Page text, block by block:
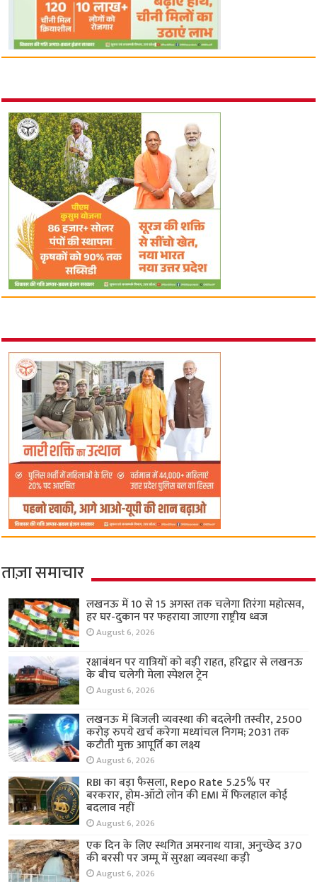
ताज़ा समाचार
लखनऊ में 10 से 15 अगस्त तक चलेगा तिरंगा महोत्सव,
हर घर-दुकान पर फहराया जाएगा राष्ट्रीय ध्वज
August 6, 2026
रक्षाबंधन पर यात्रियों को बड़ी राहत, हरिद्वार से लखनऊ
के बीच चलेगी मेला स्पेशल ट्रेन
August 6, 2026
लखनऊ में बिजली व्यवस्था की बदलेगी तस्वीर, 2500
करोड़ रुपये खर्च करेगा मध्यांचल निगम; 2031 तक
कटौती मुक्त आपूर्ति का लक्ष्य
August 6, 2026
RBI का बड़ा फैसला, Repo Rate 5.25% पर
बरकरार, होम-ऑटो लोन की EMI में फिलहाल कोई
बदलाव नहीं
August 6, 2026
एक दिन के लिए स्थगित अमरनाथ यात्रा, अनुच्छेद 370
की बरसी पर जम्मू में सुरक्षा व्यवस्था कड़ी
August 6, 2026